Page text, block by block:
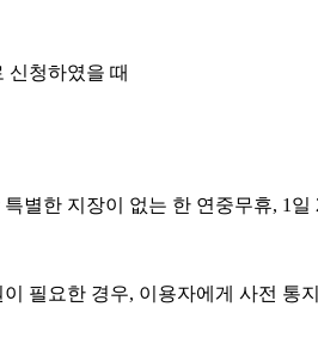
신청하였을 때
별한 지장이 없는 한 연중무휴, 1일
필요한 경우, 이용자에게 사전 통